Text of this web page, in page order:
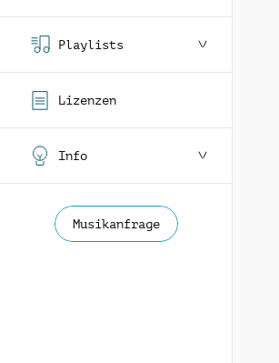
Playlists
Lizenzen
Info
Musikanfrage